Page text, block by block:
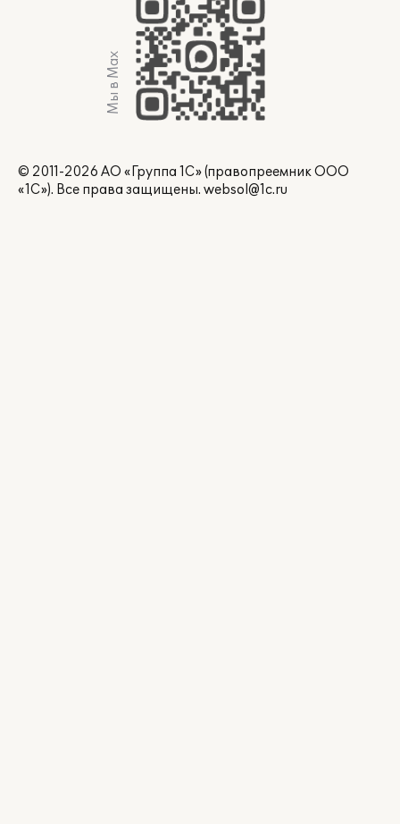
Мы в Max
© 2011-2026 АО «Группа 1С» (правопреемник ООО
«1С»). Все права защищены. websol@1c.ru